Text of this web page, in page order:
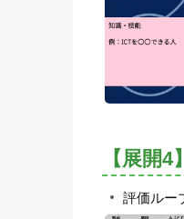
【展開
評価ルー